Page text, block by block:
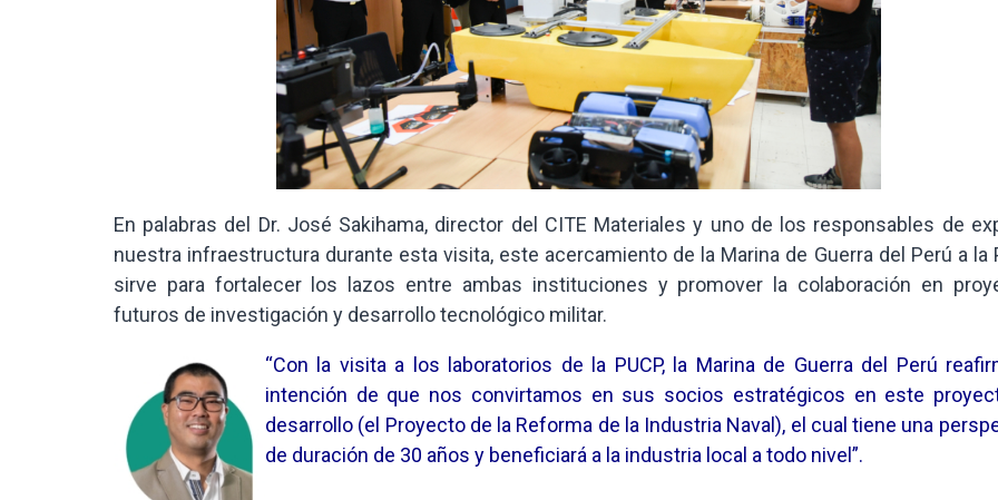
En palabras del Dr. José Sakihama, director del CITE Materiales y uno de los responsables de
nuestra infraestructura durante esta visita, este acercamiento de la Marina de Guerra del Perú a la
sirve para fortalecer los lazos entre ambas instituciones y promover la colaboración en
futuros de investigación y desarrollo tecnológico militar.
“Con la visita a los laboratorios de la PUCP, la Marina de Guerra del Perú
intención de que nos convirtamos en sus socios estratégicos en este
desarrollo (el Proyecto de la Reforma de la Industria Naval), el cual tiene una
de duración de 30 años y beneficiará a la industria local a todo nivel”.